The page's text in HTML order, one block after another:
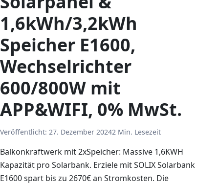
1,6kWh/3,2kWh
Speicher E1600,
Wechselrichter
600/800W mit
APP&WIFI, 0% MwSt.
Veröffentlicht: 27. Dezember 20242 Min. Lesezeit
Balkonkraftwerk mit 2xSpeicher: Massive 1,6KWH
Kapazität pro Solarbank. Erziele mit SOLIX Solarbank
E1600 spart bis zu 2670€ an Stromkosten. Die